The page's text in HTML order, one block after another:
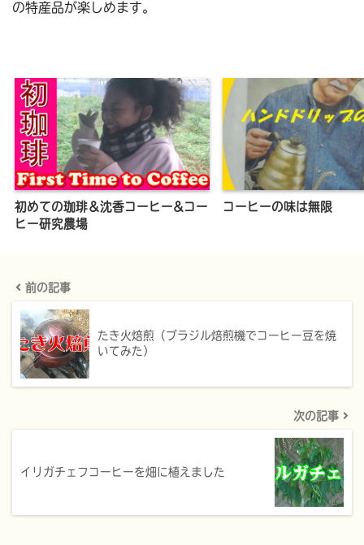
の特産品が楽しめます。
初めての珈琲＆沈香コーヒー&コー
ヒー研究農場
コーヒーの味は無限
前の記事
たき火焙煎（ブラジル焙煎機でコーヒー豆を焼
いてみた）
次の記事
イリガチェフコーヒーを畑に植えました